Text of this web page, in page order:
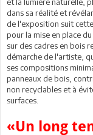
dans sa réalité et
de l'exposition suit
pour la mise en place
sur des cadres en bois
démarche de l'artiste,
ses compositions
panneaux de bois,
non recyclables et à
surfaces.
«Un long